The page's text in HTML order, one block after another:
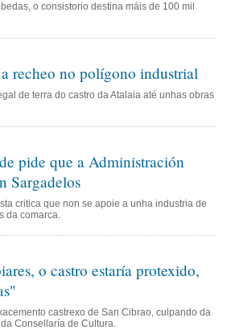
o consistorio destina máis de 100 mil
recheo no polígono industrial
de terra do castro da Atalaia até unhas obras
pide que a Administración
Sargadelos
critica que non se apoie a unha industria de
da comarca.
o castro estaría protexido,
castrexo de San Cibrao, culpando da
Consellaría de Cultura.